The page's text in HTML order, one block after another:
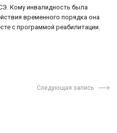
Кому инвалидность была
временного порядка она
с программой реабилитации.
Следующая запись